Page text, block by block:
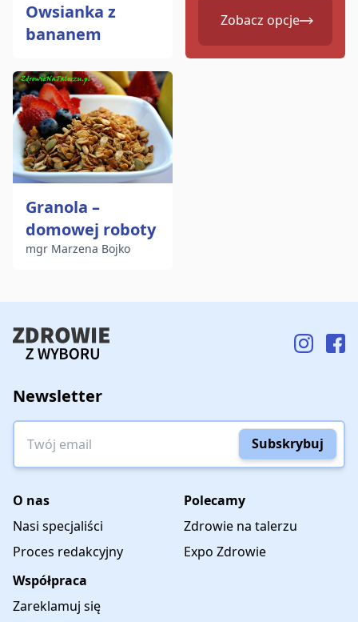
Owsianka z
bananem
Zobacz opcje
Granola –
domowej roboty
mgr Marzena Bojko
Newsletter
Subskrybuj
O nas
Nasi specjaliści
Proces redakcyjny
Polecamy
Zdrowie na talerzu
Expo Zdrowie
Współpraca
Zareklamuj się